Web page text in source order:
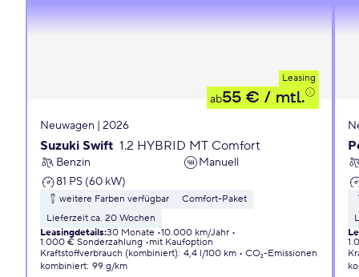
Leasing
ab55 € / mtl.
Neuwagen | 2026
Suzuki Swift 1.2 HYBRID MT Comfort
Benzin
Manuell
81 PS (60 kW)
weitere Farben verfügbar
Comfort-Paket
Lieferzeit ca. 20 Wochen
Leasingdetails:30 Monate 10.000 km/Jahr
1.000 € Sonderzahlung
mit Kaufoption
Kraftstoffverbrauch (kombiniert): 4,4 l/100 km
CO₂-Emissionen
kombiniert: 99 g/km